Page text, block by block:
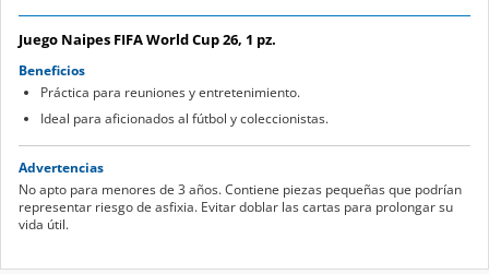
Juego Naipes FIFA World Cup 26, 1 pz.
Beneficios
Práctica para reuniones y entretenimiento.
Ideal para aficionados al fútbol y coleccionistas.
Advertencias
No apto para menores de 3 años. Contiene piezas pequeñas que podrían
representar riesgo de asfixia. Evitar doblar las cartas para prolongar su
vida útil.